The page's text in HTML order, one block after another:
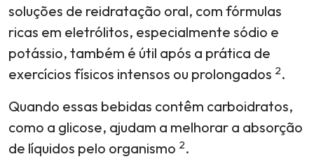
soluções de reidratação oral, com fórmulas
ricas em eletrólitos, especialmente sódio e
potássio, também é útil após a prática de
exercícios físicos intensos ou prolongados 2.
Quando essas bebidas contêm carboidratos,
como a glicose, ajudam a melhorar a absorção
de líquidos pelo organismo 2.